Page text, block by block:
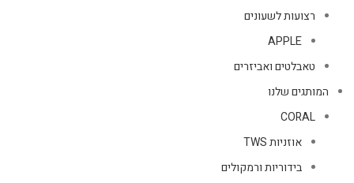
רצועות לשעונים
APPLE
טאבלטים ואביזרים
המותגים שלנו
CORAL
אוזניות TWS
בידוריות ורמקולים